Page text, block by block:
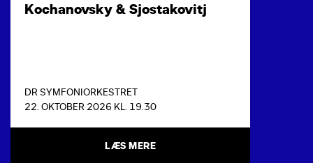
Kochanovsky & Sjostakovitj
DR SYMFONIORKESTRET
22. OKTOBER 2026 KL. 19.30
LÆS MERE